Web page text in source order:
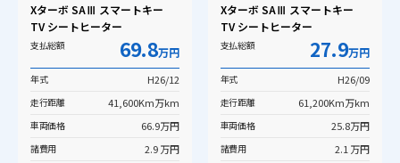
Xターボ SAⅢ スマートキー
TV シートヒーター
支払総額 69.8万円
年式 H26/12
走行距離 41,600Km万km
車両価格 66.9万円
諸費用 2.9 万円
Xターボ SAⅢ スマートキー
TV シートヒーター
支払総額 27.9万円
年式 H26/09
走行距離 61,200Km万km
車両価格 25.8万円
諸費用 2.1 万円